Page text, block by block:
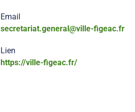
Email
secretariat.general@ville-figeac.fr
Lien
https://ville-figeac.fr/